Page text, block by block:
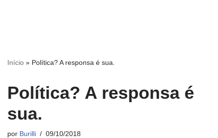
Início » Política? A responsa é sua.
Política? A responsa é
sua.
por Burilli 09/10/2018